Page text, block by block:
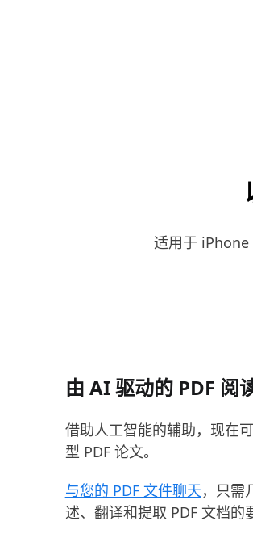
适用于 iPhone
由 AI 驱动的 PDF 阅
借助人工智能的辅助，现在
型 PDF 论文。
与您的 PDF 文件聊天，只需
述、翻译和提取 PDF 文档的